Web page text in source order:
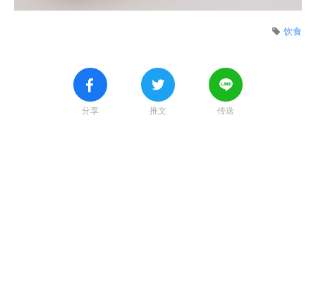
饮食
分享 推文 传送